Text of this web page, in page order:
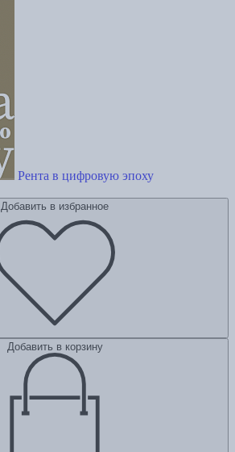
Рента в цифровую эпоху
Добавить в избранное
Добавить в корзину